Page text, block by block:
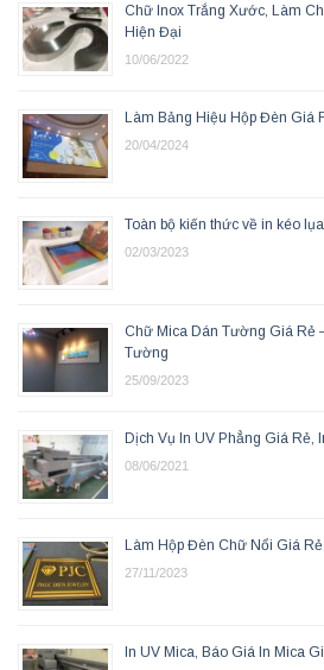
Chữ Inox Trắng Xước, Làm
Hiện Đại
10/06/2022
Làm Bảng Hiệu Hộp Đèn Giá
20/04/2024
Toàn bộ kiến thức về in kéo
02/03/2023
Chữ Mica Dán Tường Giá Rẻ
Tường
25/09/2023
Dịch Vụ In UV Phẳng Giá Rẻ,
08/06/2021
Làm Hộp Đèn Chữ Nổi Giá
27/11/2023
In UV Mica, Báo Giá In Mica